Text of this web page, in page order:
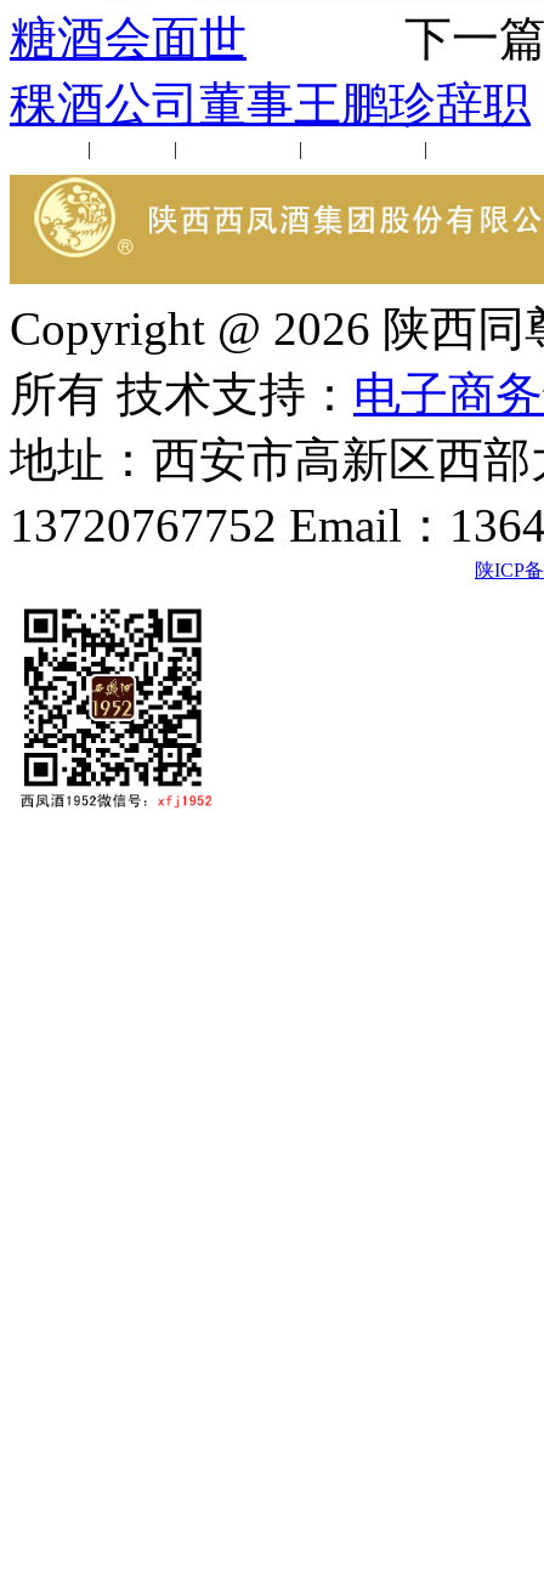
糖酒会面世 下一篇
稞酒公司董事王鹏珍辞职
| | | |
Copyright @ 2026 陕西
所有 技术支持： 电子商
地址：西安市高新区西
13720767752 Email：
陕ICP